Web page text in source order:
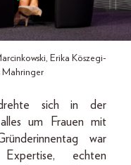
Erika Köszegi-
Mahringer
sich in der
um Frauen mit
war
echten